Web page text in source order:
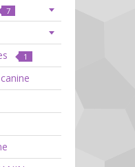
7
1